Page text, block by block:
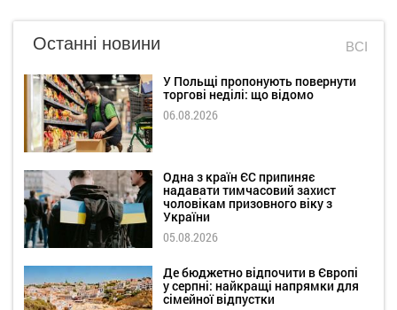
Останні новини ВСІ
У Польщі пропонують повернути
торгові неділі: що відомо
06.08.2026
Одна з країн ЄС припиняє
надавати тимчасовий захист
чоловікам призовного віку з
України
05.08.2026
Де бюджетно відпочити в Європі
у серпні: найкращі напрямки для
сімейної відпустки